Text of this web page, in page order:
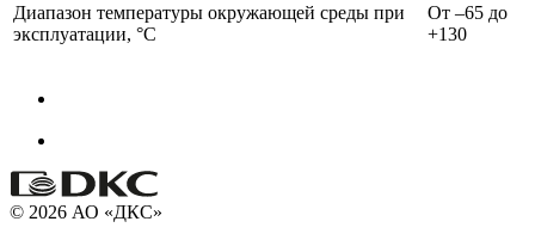
Диапазон температуры окружающей среды при
эксплуатации, °C
От –65 до
+130
© 2026 АО «ДКС»